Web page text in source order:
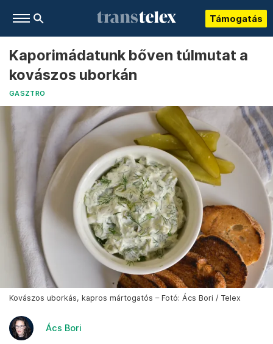
Támogatás
Kaporimádatunk bőven túlmutat a
kovászos uborkán
GASZTRO
Kovászos uborkás, kapros mártogatós – Fotó: Ács Bori / Telex
Ács Bori